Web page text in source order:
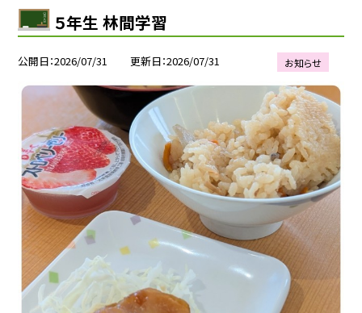
５年生 林間学習
公開日 2026/07/31 更新日 2026/07/31 お知らせ